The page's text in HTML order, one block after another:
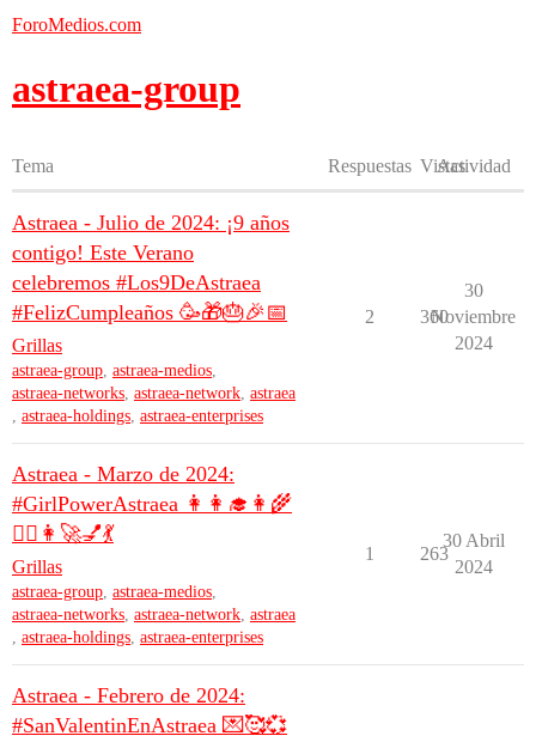
ForoMedios.com
astraea-group
Tema Respuestas Vistas
Actividad
Astraea - Julio de 2024: ¡9 años
contigo! Este Verano
celebremos #Los9DeAstraea
#FelizCumpleaños 🥳🎁🎂🎉📅
Grillas
astraea-group, astraea-medios,
astraea-networks, astraea-network, astraea
, astraea-holdings, astraea-enterprises
2 360
30
Noviembre
2024
Astraea - Marzo de 2024:
#GirlPowerAstraea 👩👩‍🎓👩‍🌾
👩‍✈️👩‍🚀💅💃
Grillas
astraea-group, astraea-medios,
astraea-networks, astraea-network, astraea
, astraea-holdings, astraea-enterprises
1 263
30 Abril
2024
Astraea - Febrero de 2024:
#SanValentinEnAstraea 💌🥰💞